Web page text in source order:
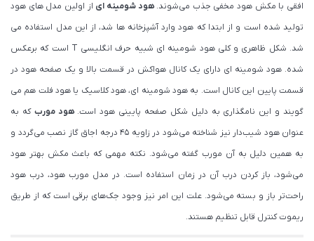
افقی با مکش هود مخفی جذب می‌شوند.هود شومینه ای از اولین مدل های هود
تولید شده است و از ابتدا که هود وارد آشپزخانه ها شد، از این مدل استفاده می
شد. شکل ظاهری و کلی هود شومینه ای شبیه حرف انگلیسی T است که برعکس
شده. هود شومینه ای دارای یک کانال هواکش در قسمت بالا و یک صفحه هود در
قسمت پایین این کانال است. به هود شومینه ای، هود کلاسیک یا هود فلت هم می
گویند و این نامگذاری به دلیل شکل صفحه پایینی هود است.هود مورب که به
عنوان هود شیب‌دار نیز شناخته می‌شود در زاویه ۴۵ درجه اجاق گاز نصب می‌گردد و
به همین دلیل به آن مورب گفته می‌شود. نکته مهمی که باعث مکش بهتر هود
می‌شود، باز کردن درب آن در زمان استفاده است. در مدل مورب هود، درب هود
راحت‌تر باز و بسته می‌شود. علت این امر نیز وجود جک‌های برقی است که از طریق
ریموت کنترل قابل تنظیم هستند.